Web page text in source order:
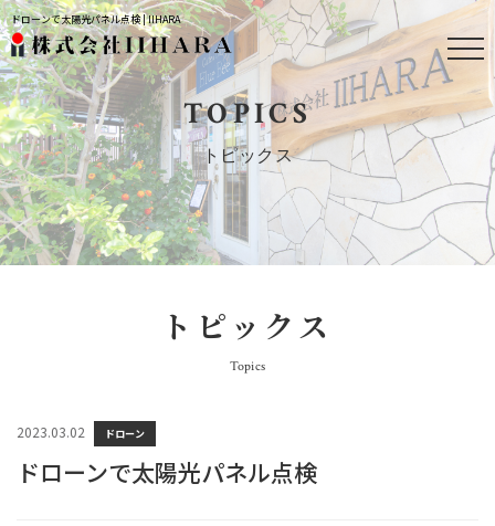
ドローンで太陽光パネル点検 | IIHARA
TOPICS
トピックス
トピックス
Topics
2023.03.02 ドローン
ドローンで太陽光パネル点検